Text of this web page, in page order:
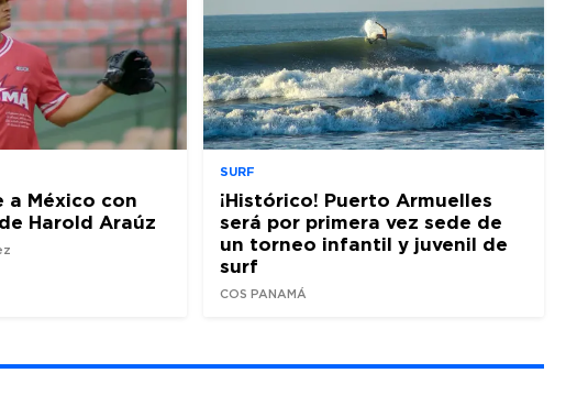
a México con
Harold Araúz
SURF
¡Histórico! Puerto Armuelles
será por primera vez sede de
un torneo infantil y juvenil de
surf
COS PANAMÁ